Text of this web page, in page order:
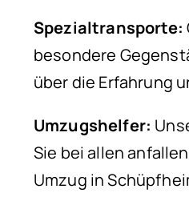
Spezialtransporte:
besondere
über die Erfahrung
Umzugshelfer:
Sie bei allen
Umzug in